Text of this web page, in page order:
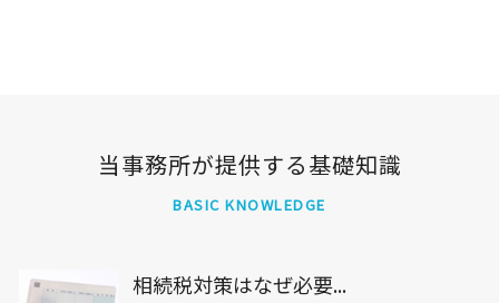
当事務所が提供する基礎知識
BASIC KNOWLEDGE
相続税対策はなぜ必要...